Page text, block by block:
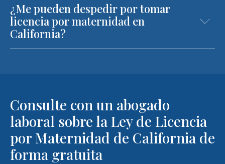
¿Me pueden despedir por tomar
licencia por maternidad en
California?
Consulte con un abogado
laboral sobre la Ley de Licencia
por Maternidad de California de
forma gratuita